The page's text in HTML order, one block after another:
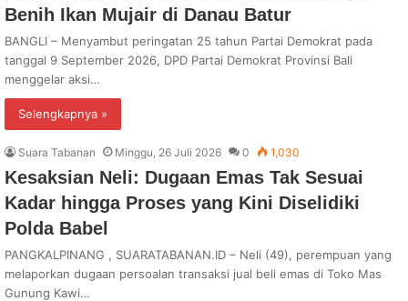
Benih Ikan Mujair di Danau Batur
BANGLI – Menyambut peringatan 25 tahun Partai Demokrat pada
tanggal 9 September 2026, DPD Partai Demokrat Provinsi Bali
menggelar aksi…
Selengkapnya »
Suara Tabanan Minggu, 26 Juli 2026 0 1,030
Kesaksian Neli: Dugaan Emas Tak Sesuai
Kadar hingga Proses yang Kini Diselidiki
Polda Babel
PANGKALPINANG , SUARATABANAN.ID – Neli (49), perempuan yang
melaporkan dugaan persoalan transaksi jual beli emas di Toko Mas
Gunung Kawi…